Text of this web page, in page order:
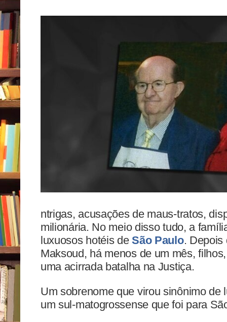
ntrigas, acusações de maus-tratos,
milionária. No meio disso tudo, a
luxuosos hotéis deSão Paulo. Depois
Maksoud, há menos de um mês,
uma acirrada batalha na Justiça.
Um sobrenome que virou sinônimo de
um sul-matogrossense que foi para